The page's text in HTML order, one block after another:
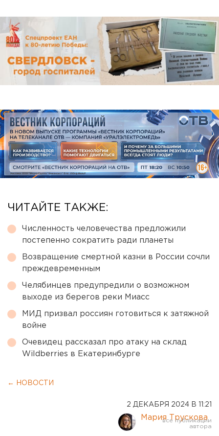
ЧИТАЙТЕ ТАКЖЕ:
Численность человечества предложили
постепенно сократить ради планеты
Возвращение смертной казни в России сочли
преждевременным
Челябинцев предупредили о возможном
выходе из берегов реки Миасс
МИД призвал россиян готовиться к затяжной
войне
Очевидец рассказал про атаку на склад
Wildberries в Екатеринбурге
← НОВОСТИ
2 ДЕКАБРЯ 2024 В 11:21
Мария Трускова